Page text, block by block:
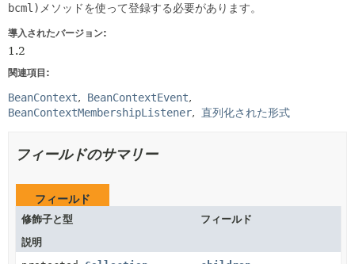
bcml) メソッドを使って登録する必要があります。
導入されたバージョン:
1.2
関連項目:
BeanContext
BeanContextEvent
BeanContextMembershipListener
直列化された形式
フィールドのサマリー
フィールド
修飾子と型
フィールド
説明